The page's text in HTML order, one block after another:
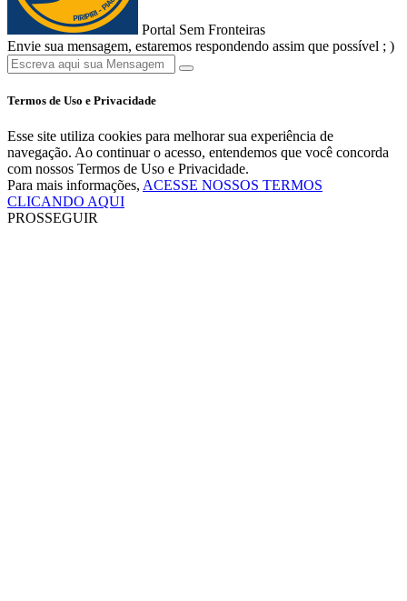
Portal Sem Fronteiras
Envie sua mensagem, estaremos respondendo assim que possível ; )
Termos de Uso e Privacidade
Esse site utiliza cookies para melhorar sua experiência de
navegação. Ao continuar o acesso, entendemos que você concorda
com nossos Termos de Uso e Privacidade.
Para mais informações, ACESSE NOSSOS TERMOS
CLICANDO AQUI
PROSSEGUIR